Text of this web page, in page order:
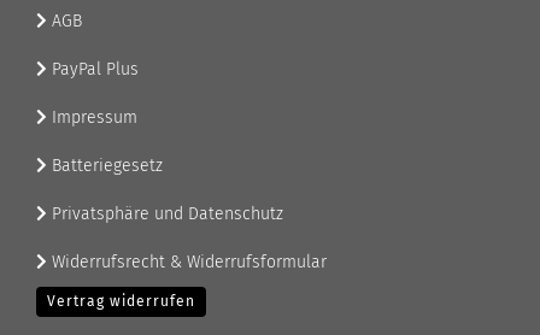
AGB
PayPal Plus
Impressum
Batteriegesetz
Privatsphäre und Datenschutz
Widerrufsrecht & Widerrufsformular
Vertrag widerrufen